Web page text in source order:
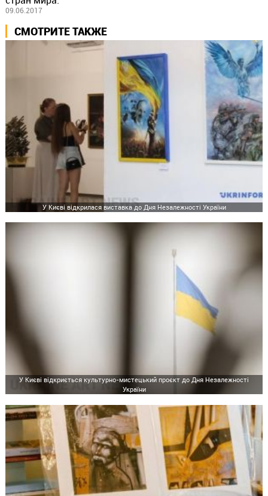
09.06.2017
СМОТРИТЕ ТАКЖЕ
У Києві відкрилася виставка до Дня Незалежності України
У Києві відкриється культурно-мистецький проєкт до Дня Незалежності
України